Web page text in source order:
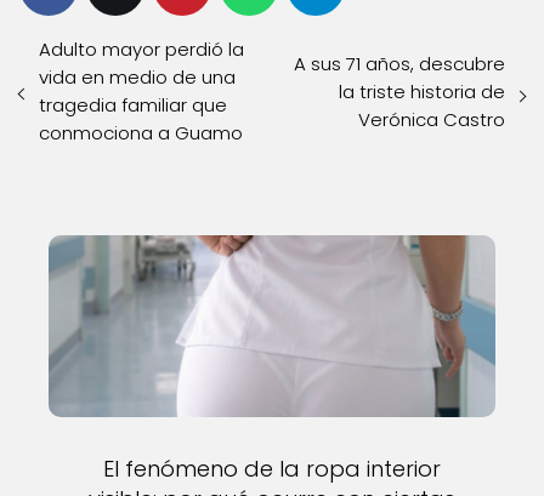
Adulto mayor perdió la
vida en medio de una
tragedia familiar que
conmociona a Guamo
A sus 71 años, descubre
la triste historia de
Verónica Castro
El fenómeno de la ropa interior